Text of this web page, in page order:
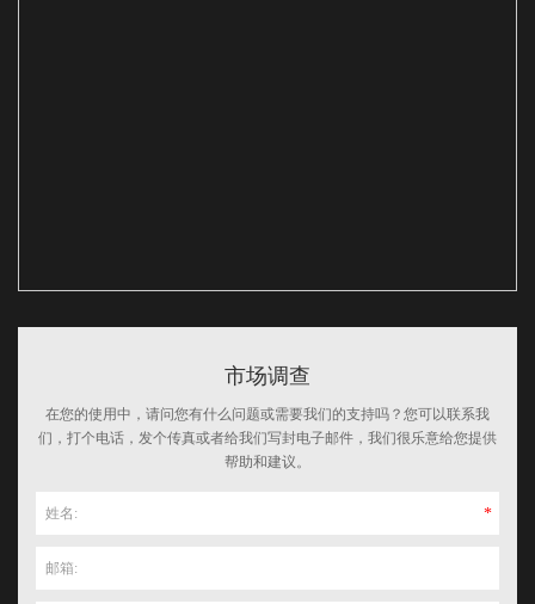
市场调查
在您的使用中，请问您有什么问题或需要我们的支持吗？您可以联系我
们，打个电话，发个传真或者给我们写封电子邮件，我们很乐意给您提供
帮助和建议。